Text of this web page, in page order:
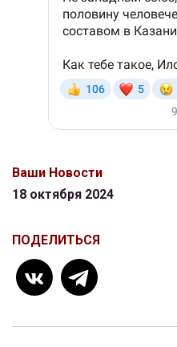
Ваши Новости
18 октября 2024
ПОДЕЛИТЬСЯ